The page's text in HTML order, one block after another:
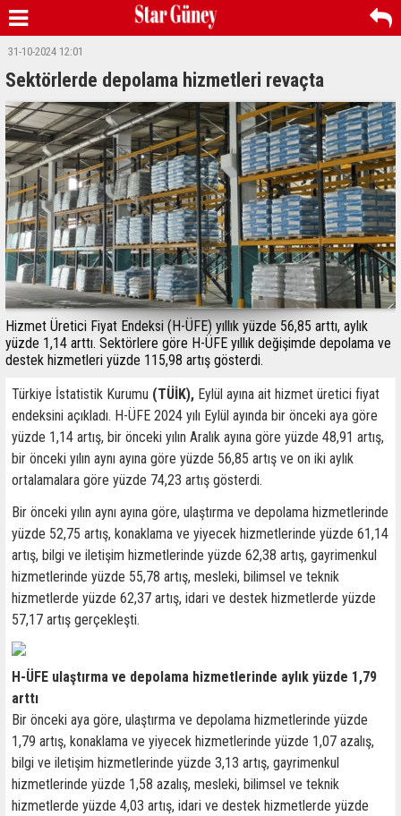
31-10-2024 12:01
Sektörlerde depolama hizmetleri revaçta
Hizmet Üretici Fiyat Endeksi (H-ÜFE) yıllık yüzde 56,85 arttı, aylık
yüzde 1,14 arttı. Sektörlere göre H-ÜFE yıllık değişimde depolama ve
destek hizmetleri yüzde 115,98 artış gösterdi.
Türkiye İstatistik Kurumu (TÜİK), Eylül ayına ait hizmet üretici fiyat
endeksini açıkladı. H-ÜFE 2024 yılı Eylül ayında bir önceki aya göre
yüzde 1,14 artış, bir önceki yılın Aralık ayına göre yüzde 48,91 artış,
bir önceki yılın aynı ayına göre yüzde 56,85 artış ve on iki aylık
ortalamalara göre yüzde 74,23 artış gösterdi.
Bir önceki yılın aynı ayına göre, ulaştırma ve depolama hizmetlerinde
yüzde 52,75 artış, konaklama ve yiyecek hizmetlerinde yüzde 61,14
artış, bilgi ve iletişim hizmetlerinde yüzde 62,38 artış, gayrimenkul
hizmetlerinde yüzde 55,78 artış, mesleki, bilimsel ve teknik
hizmetlerde yüzde 62,37 artış, idari ve destek hizmetlerde yüzde
57,17 artış gerçekleşti.
H-ÜFE ulaştırma ve depolama hizmetlerinde aylık yüzde 1,79
arttı
Bir önceki aya göre, ulaştırma ve depolama hizmetlerinde yüzde
1,79 artış, konaklama ve yiyecek hizmetlerinde yüzde 1,07 azalış,
bilgi ve iletişim hizmetlerinde yüzde 3,13 artış, gayrimenkul
hizmetlerinde yüzde 1,58 azalış, mesleki, bilimsel ve teknik
hizmetlerde yüzde 4,03 artış, idari ve destek hizmetlerde yüzde